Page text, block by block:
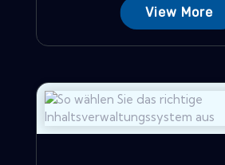
View More